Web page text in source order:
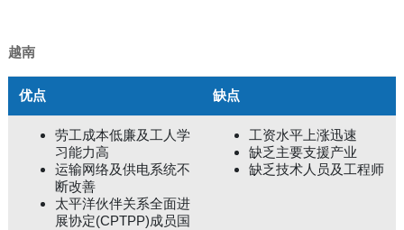
越南
优点 缺点
劳工成本低廉及工人学
习能力高
运输网络及供电系统不
断改善
太平洋伙伴关系全面进
展协定(CPTPP)成员国
工资水平上涨迅速
缺乏主要支援产业
缺乏技术人员及工程师